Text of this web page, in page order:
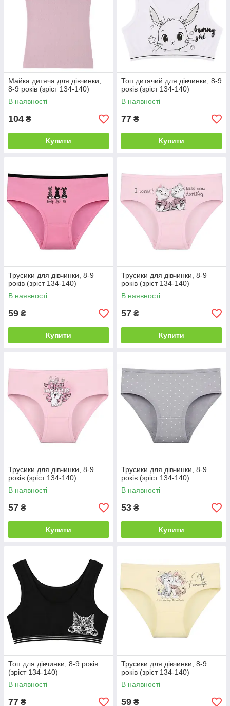
Майка дитяча для дівчинки,
8-9 років (зріст 134-140)
В наявності
104 ₴
Купити
Топ дитячий для дівчинки, 8-9
років (зріст 134-140)
В наявності
77 ₴
Купити
Трусики для дівчинки, 8-9
років (зріст 134-140)
В наявності
59 ₴
Купити
Трусики для дівчинки, 8-9
років (зріст 134-140)
В наявності
57 ₴
Купити
Трусики для дівчинки, 8-9
років (зріст 134-140)
В наявності
57 ₴
Купити
Трусики для дівчинки, 8-9
років (зріст 134-140)
В наявності
53 ₴
Купити
Топ для дівчинки, 8-9 років
(зріст 134-140)
В наявності
77 ₴
Трусики для дівчинки, 8-9
років (зріст 134-140)
В наявності
59 ₴